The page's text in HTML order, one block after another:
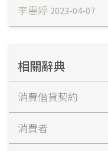
李惠婷 2023-04-07
相關辭典
消費借貸契約
消費者